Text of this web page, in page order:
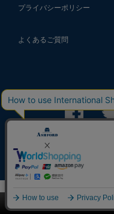
プライバシーポリシー
よくあるご質問
このペー